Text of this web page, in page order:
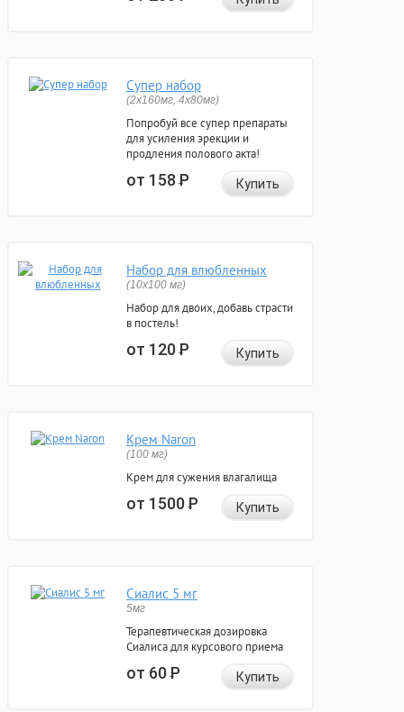
Супер набор
(2х160мг, 4х80мг)
Попробуй все супер препараты
для усиления эрекции и
продления полового акта!
от 158Р Купить
Набор для влюбленных
(10х100 мг)
Набор для двоих, добавь страсти
в постель!
от 120Р Купить
Крем Naron
(100 мг)
Крем для сужения влагалища
от 1500Р Купить
Сиалис 5 мг
5мг
Терапевтическая дозировка
Сиалиса для курсового приема
от 60Р Купить